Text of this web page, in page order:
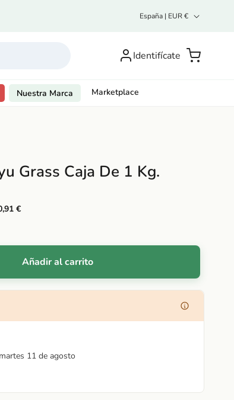
/
g
España | EUR €
Identifícate
sesión o
Carrito
Nuestra Marca Marketplace
Grass Caja De 1 Kg.
€
Añadir al carrito
11 de agosto